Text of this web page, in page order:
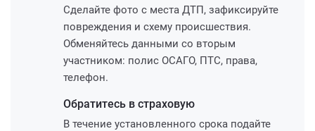
Сделайте фото с места ДТП, зафиксируйте
повреждения и схему происшествия.
Обменяйтесь данными со вторым
участником: полис ОСАГО, ПТС, права,
телефон.
Обратитесь в страховую
В течение установленного срока подайте